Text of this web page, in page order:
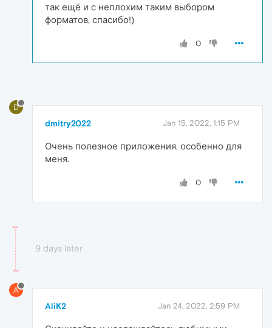
так ещё и с неплохим таким выбором
форматов, спасибо!)
0
D
dmitry2022 Jan 15, 2022, 1:15 PM
Очень полезное приложения, особенно для
меня.
0
9 days later
A
AliK2 Jan 24, 2022, 2:59 PM